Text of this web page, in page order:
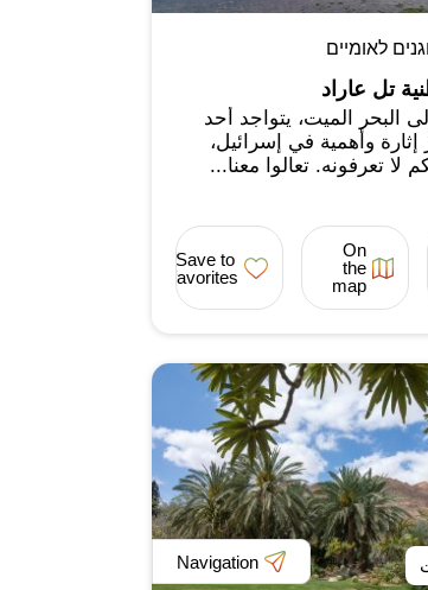
לאומיים
تل عاراد
البحر الميت، يتواجد أحد
إثارة وأهمية في إسرائيل،
لا تعرفونه. تعالوا معنا...
On
the
map
Save to
favorites
Navigation